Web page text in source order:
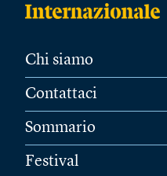
Chi siamo
Contattaci
Sommario
Festival